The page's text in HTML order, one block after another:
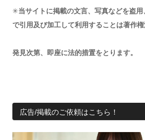
✳︎当サイトに掲載の文言、写真などを盗
で引用及び加工して利用することは著作権
発見次第、即座に法的措置をとります。
広告/掲載のご依頼はこちら！